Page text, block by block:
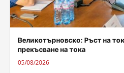
Великотърновско: Ръст на
прекъсване на тока
05/08/2026